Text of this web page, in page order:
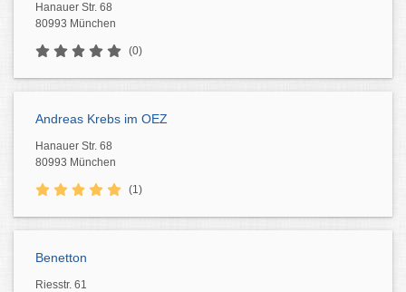
Hanauer Str. 68
80993 München
(0)
Andreas Krebs im OEZ
Hanauer Str. 68
80993 München
(1)
Benetton
Riesstr. 61